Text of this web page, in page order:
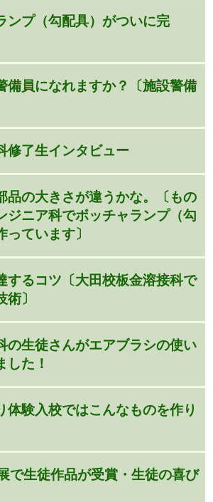
ンプ（勾配具）がついに完
備員になれますか？〔施設警備
修了生インタビュー
品の大きさが違うかな。〔もの
ジニア科でボッチャランプ（勾
っています〕
するコツ〔大田校板金溶接科で
〕
の生徒さんがエアブラシの使い
した！
体験入校ではこんなものを作り
で生徒作品が受賞・生徒の喜び